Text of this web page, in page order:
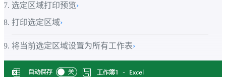
选定区域打印预览›
打印选定区域›
将当前选定区域设置为所有工作表›